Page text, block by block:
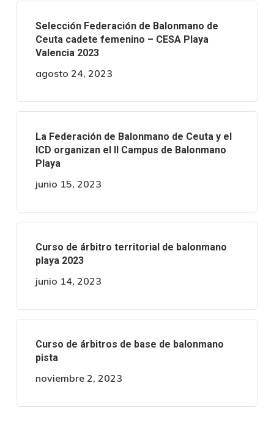
Selección Federación de Balonmano de
Ceuta cadete femenino – CESA Playa
Valencia 2023
agosto 24, 2023
La Federación de Balonmano de Ceuta y el
ICD organizan el II Campus de Balonmano
Playa
junio 15, 2023
Curso de árbitro territorial de balonmano
playa 2023
junio 14, 2023
Curso de árbitros de base de balonmano
pista
noviembre 2, 2023